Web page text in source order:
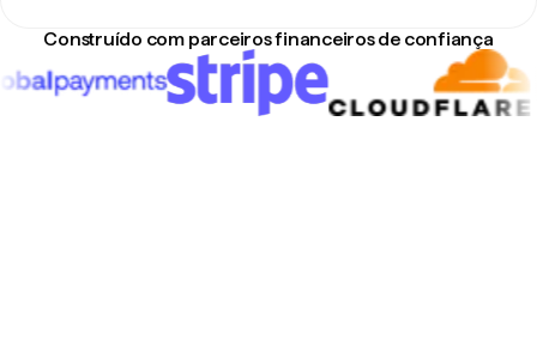
Construído com parceiros financeiros de confiança